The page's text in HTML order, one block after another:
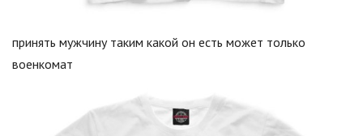
принять мужчину таким какой он есть может только
военкомат